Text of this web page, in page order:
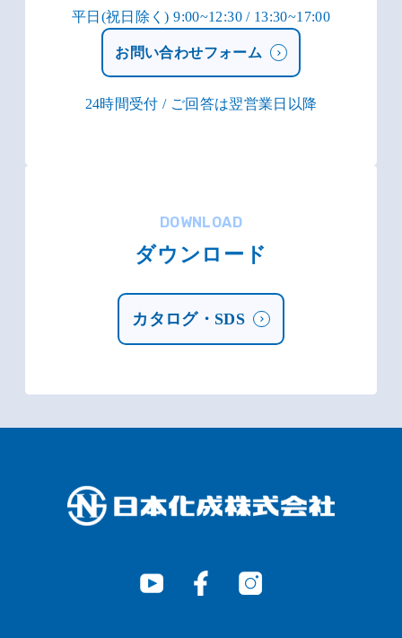
平日(祝日除く) 9:00~12:30 / 13:30~17:00
お問い合わせフォーム
24時間受付 / ご回答は翌営業日以降
DOWNLOAD
ダウンロード
カタログ・SDS